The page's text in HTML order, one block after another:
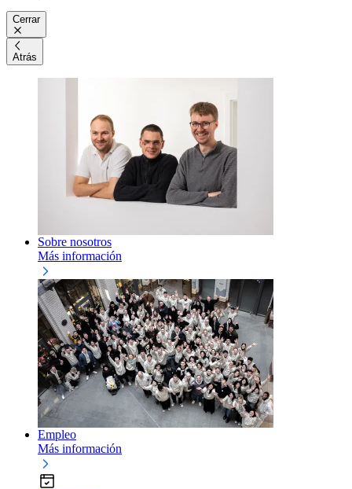
Cerrar
Atrás
Sobre nosotros
Más información
Empleo
Más información